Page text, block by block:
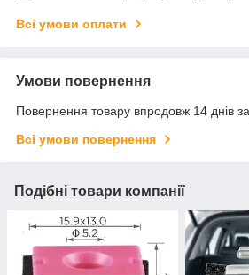
Всі умови оплати
Умови повернення
Повернення товару впродовж 14 днів
Всі умови повернення
Подібні товари компанії